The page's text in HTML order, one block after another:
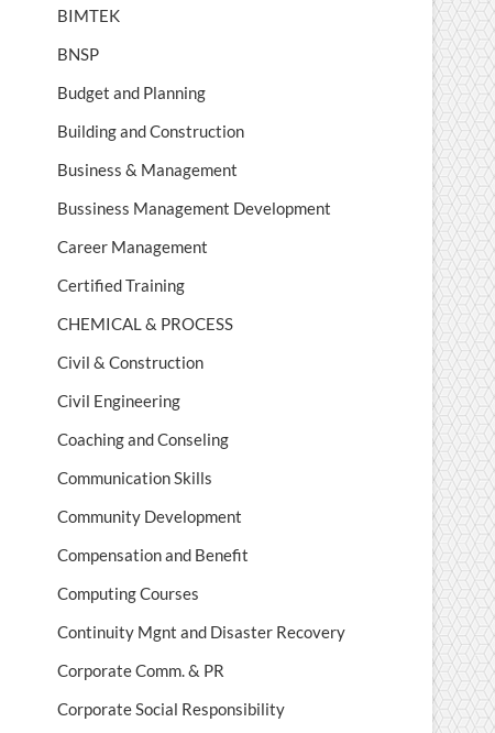
BIMTEK
BNSP
Budget and Planning
Building and Construction
Business & Management
Bussiness Management Development
Career Management
Certified Training
CHEMICAL & PROCESS
Civil & Construction
Civil Engineering
Coaching and Conseling
Communication Skills
Community Development
Compensation and Benefit
Computing Courses
Continuity Mgnt and Disaster Recovery
Corporate Comm. & PR
Corporate Social Responsibility